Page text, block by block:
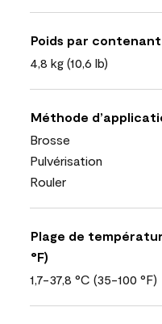
Poids par contenant
4,8 kg (10,6 lb)
Méthode
Brosse
Pulvérisation
Rouler
Plage de
°F)
1,7-37,8 °C (35-100 °F)